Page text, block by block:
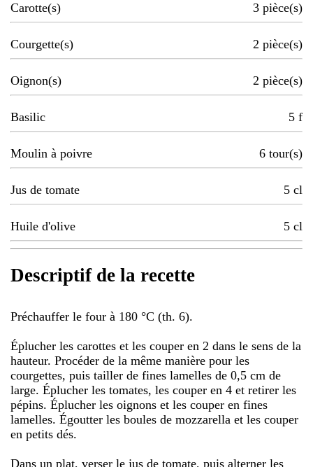
Carotte(s) 3 pièce(s)
Courgette(s) 2 pièce(s)
Oignon(s) 2 pièce(s)
Basilic 5 f
Moulin à poivre 6 tour(s)
Jus de tomate 5 cl
Huile d'olive 5 cl
Descriptif de la recette
Préchauffer le four à 180 °C (th. 6).
Éplucher les carottes et les couper en 2 dans le sens de la
hauteur. Procéder de la même manière pour les
courgettes, puis tailler de fines lamelles de 0,5 cm de
large. Éplucher les tomates, les couper en 4 et retirer les
pépins. Éplucher les oignons et les couper en fines
lamelles. Égoutter les boules de mozzarella et les couper
en petits dés.
Dans un plat, verser le jus de tomate, puis alterner les